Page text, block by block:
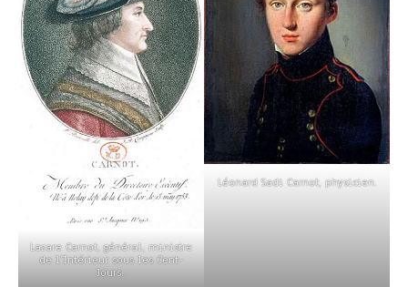
Lazare Carnot, général, ministre
de l’Intérieur sous les Cent-
Jours..
Léonard Sadi Carnot, physicien.